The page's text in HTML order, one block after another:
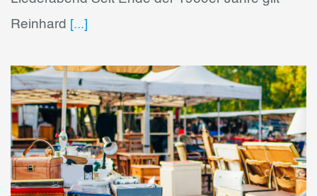
Reinhard [...]